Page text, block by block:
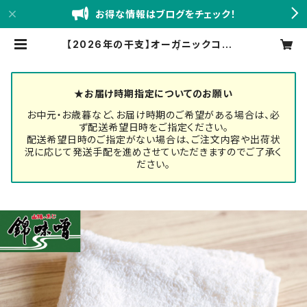
お得な情報はブログをチェック！
【2026年の干支】オーガニックコット
★お届け時期指定についてのお願い
お中元・お歳暮など、お届け時期のご希望がある場合は、必
ず配送希望日時をご指定ください。
配送希望日時のご指定がない場合は、ご注文内容や出荷状
況に応じて発送手配を進めさせていただきますのでご了承く
ださい。